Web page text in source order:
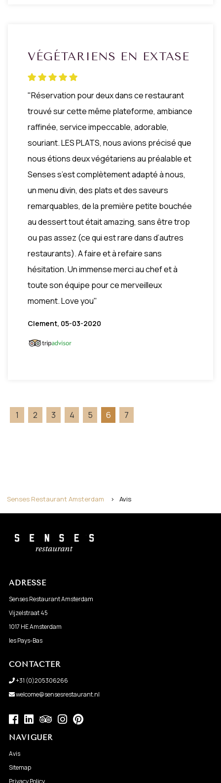
VÉGÉTARIENS EN EXTASE
"Réservation pour deux dans ce restaurant
trouvé sur cette même plateforme, ambiance
raffinée, service impeccable, adorable,
souriant. LES PLATS, nous avions précisé que
nous étions deux végétariens au préalable et
Senses s’est complètement adapté à nous,
un menu divin, des plats et des saveurs
remarquables, de la première petite bouchée
au dessert tout était amazing, sans être trop
ou pas assez (ce qui est rare dans d’autres
restaurants). A faire et à refaire sans
hésitation. Un immense merci au chef et à
toute son équipe pour ce merveilleux
moment. Love you"
Clement, 05-03-2020
1 2 3 4 5 6 7
Senses Restaurant Amsterdam > Avis
ADRESSE
Senses Restaurant Amsterdam
Vijzelstraat 45
1017 HE Amsterdam
les Pays-Bas
CONTACTER
+31 (0)205306266
welcome@sensesrestaurant.nl
NAVIGUER
Avis
Sitemap